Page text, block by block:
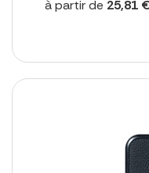
à partir de 25,81